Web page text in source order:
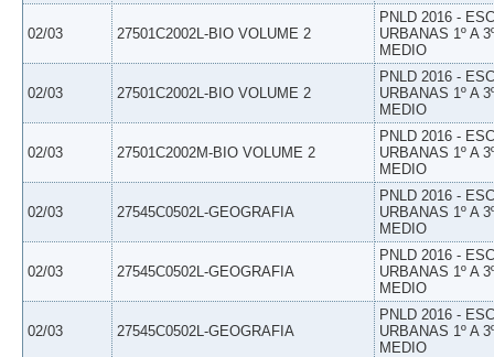
02/03 27501C2002L-BIO VOLUME 2
PNLD 2016 -
URBANAS 1º A
MEDIO
02/03 27501C2002L-BIO VOLUME 2
PNLD 2016 -
URBANAS 1º A
MEDIO
02/03 27501C2002M-BIO VOLUME 2
PNLD 2016 -
URBANAS 1º A
MEDIO
02/03 27545C0502L-GEOGRAFIA
PNLD 2016 -
URBANAS 1º A
MEDIO
02/03 27545C0502L-GEOGRAFIA
PNLD 2016 -
URBANAS 1º A
MEDIO
02/03 27545C0502L-GEOGRAFIA
PNLD 2016 -
URBANAS 1º A
MEDIO